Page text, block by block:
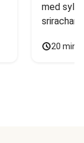
med
20